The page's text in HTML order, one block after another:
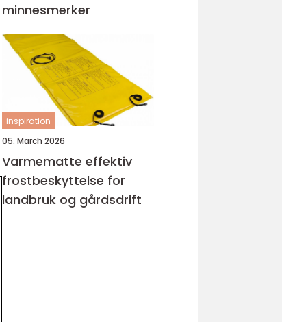
minnesmerker
inspiration
05. March 2026
Varmematte effektiv
frostbeskyttelse for
landbruk og gårdsdrift